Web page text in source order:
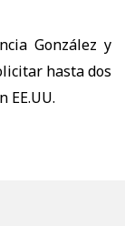
González y
hasta dos
EE.UU.